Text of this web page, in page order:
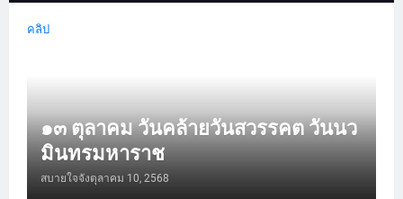
คลิป
๑๓ ตุลาคม วันคล้ายวันสวรรคต วันนว
มินทรมหาราช
สบายใจจังตุลาคม 10, 2568